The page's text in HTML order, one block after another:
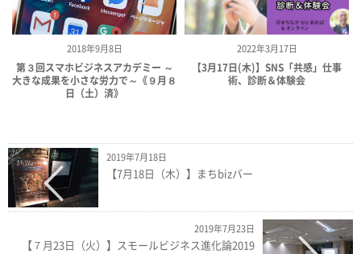
2018年9月8日
第３回スマホビジネスアカデミー ～
大きな成果を小さな労力で～《９月８
日（土）済》
2022年3月17日
【3月17日(木)】SNS「共感」仕事
術、診断＆体験会
2019年7月18日
【7月18日（木）】まちbizバー
2019年7月23日
【７月23日（火）】スモールビジネス進化論2019